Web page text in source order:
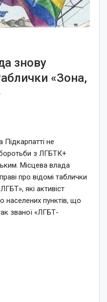
знову
«Зона,
не
з ЛГБТК+
Місцева влада
про відомі таблички
які активіст
населених пунктів, що
званої «ЛГБТ-